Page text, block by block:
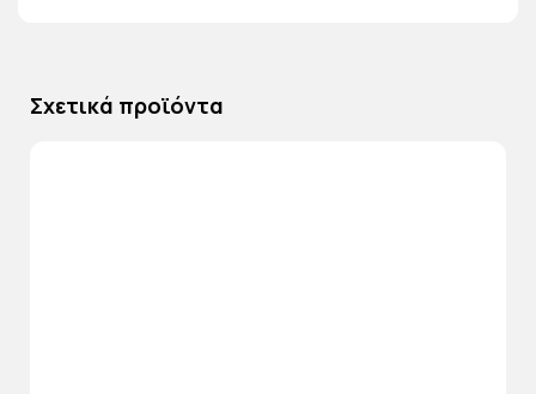
Σχετικά προϊόντα